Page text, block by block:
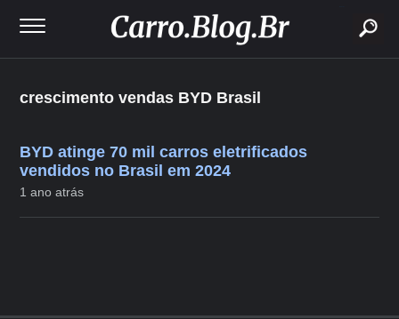
crescimento vendas BYD Brasil
BYD atinge 70 mil carros eletrificados
vendidos no Brasil em 2024
1 ano atrás